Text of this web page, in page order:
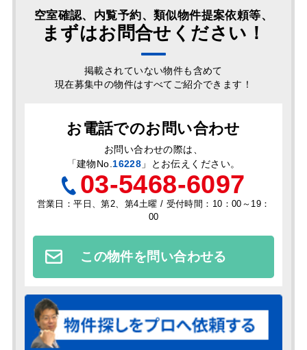
空室確認、内覧予約、類似物件提案依頼等、
まずはお問合せください！
掲載されていない物件も含めて
現在募集中の物件はすべてご紹介できます！
お電話でのお問い合わせ
お問い合わせの際は、
「建物No. 16228 」とお伝えください。
03-5468-6097
営業日：平日、第2、第4土曜 / 受付時間：10：00～19：
00
この物件を問い合わせる